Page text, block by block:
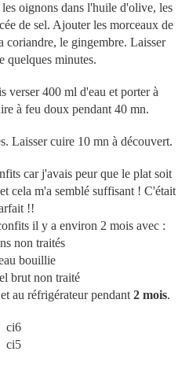
oignons dans l'huile d'olive, les
de sel. Ajouter les morceaux de
coriandre, le gingembre. Laisser
quelques minutes.
verser 400 ml d'eau et porter à
à feu doux pendant 40 mn.
Laisser cuire 10 mn à découvert.
car j'avais peur que le plat soit
cela m'a semblé suffisant ! C'était
!!
il y a environ 2 mois avec :
non traités
bouillie
brut non traité
au réfrigérateur pendant 2 mois.